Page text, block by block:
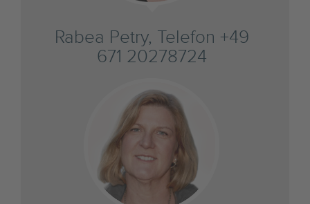
Rabea Petry, Telefon +49
671 20278724